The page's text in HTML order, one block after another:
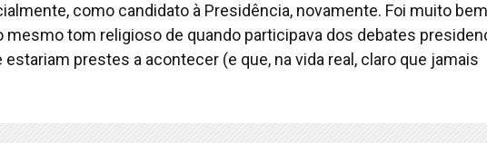
como candidato à Presidência, novamente. Foi muito bem
mesmo tom religioso de quando participava dos debates
prestes a acontecer (e que, na vida real, claro que jamais